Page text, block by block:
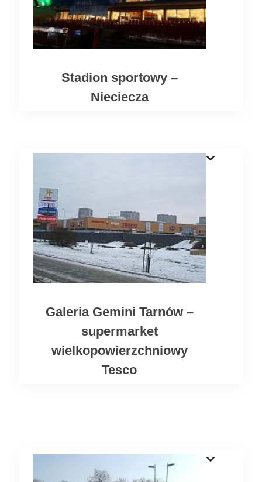
Stadion sportowy –
Nieciecza
Galeria Gemini Tarnów –
supermarket
wielkopowierzchniowy
Tesco